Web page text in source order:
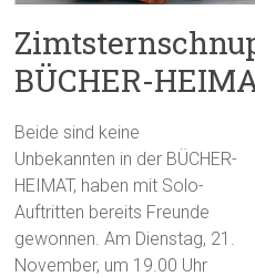
BÜCHER-
Beide sind keine
Unbekannten in der BÜCHER-
HEIMAT, haben mit Solo-
Auftritten bereits Freunde
gewonnen. Am Dienstag, 21.
November, um 19.00 Uhr